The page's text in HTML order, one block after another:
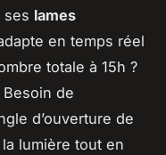
ses lames
en temps réel
totale à 15h ?
de
d’ouverture de
lumière tout en